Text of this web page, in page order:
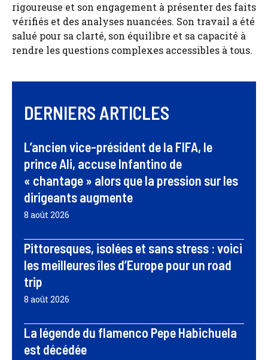
rigoureuse et son engagement à présenter des faits
vérifiés et des analyses nuancées. Son travail a été
salué pour sa clarté, son équilibre et sa capacité à
rendre les questions complexes accessibles à tous.
DERNIERS ARTICLES
L’ancien vice-président de la FIFA, le
prince Ali, accuse Infantino de
« chantage » alors que la pression sur les
dirigeants augmente
8 août 2026
Pittoresques, isolées et sans stress : voici
les meilleures îles d’Europe pour un road
trip
8 août 2026
La légende du flamenco Pepe Habichuela
est décédée